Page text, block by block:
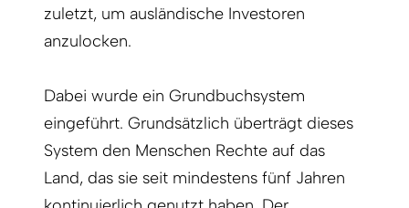
zuletzt, um ausländische Investoren
anzulocken.
Dabei wurde ein Grundbuchsystem
eingeführt. Grundsätzlich überträgt dieses
System den Menschen Rechte auf das
Land, das sie seit mindestens fünf Jahren